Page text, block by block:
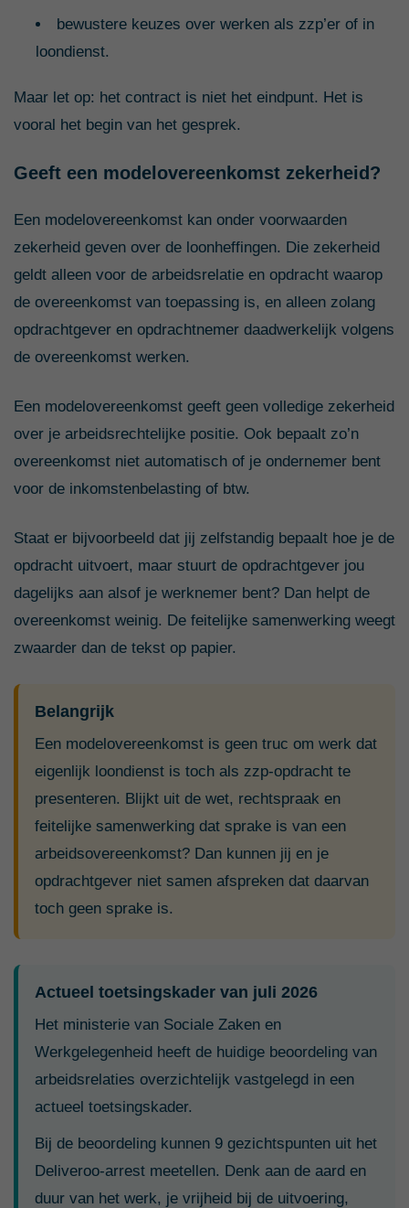
bewustere keuzes over werken als zzp’er of in
loondienst.
Maar let op: het contract is niet het eindpunt. Het is
vooral het begin van het gesprek.
Geeft een modelovereenkomst zekerheid?
Een modelovereenkomst kan onder voorwaarden
zekerheid geven over de loonheffingen. Die zekerheid
geldt alleen voor de arbeidsrelatie en opdracht waarop
de overeenkomst van toepassing is, en alleen zolang
opdrachtgever en opdrachtnemer daadwerkelijk volgens
de overeenkomst werken.
Een modelovereenkomst geeft geen volledige zekerheid
over je arbeidsrechtelijke positie. Ook bepaalt zo’n
overeenkomst niet automatisch of je ondernemer bent
voor de inkomstenbelasting of btw.
Staat er bijvoorbeeld dat jij zelfstandig bepaalt hoe je de
opdracht uitvoert, maar stuurt de opdrachtgever jou
dagelijks aan alsof je werknemer bent? Dan helpt de
overeenkomst weinig. De feitelijke samenwerking weegt
zwaarder dan de tekst op papier.
Belangrijk
Een modelovereenkomst is geen truc om werk dat
eigenlijk loondienst is toch als zzp-opdracht te
presenteren. Blijkt uit de wet, rechtspraak en
feitelijke samenwerking dat sprake is van een
arbeidsovereenkomst? Dan kunnen jij en je
opdrachtgever niet samen afspreken dat daarvan
toch geen sprake is.
Actueel toetsingskader van juli 2026
Het ministerie van Sociale Zaken en
Werkgelegenheid heeft de huidige beoordeling van
arbeidsrelaties overzichtelijk vastgelegd in een
actueel toetsingskader.
Bij de beoordeling kunnen 9 gezichtspunten uit het
Deliveroo-arrest meetellen. Denk aan de aard en
duur van het werk, je vrijheid bij de uitvoering,